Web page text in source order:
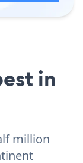
in
million